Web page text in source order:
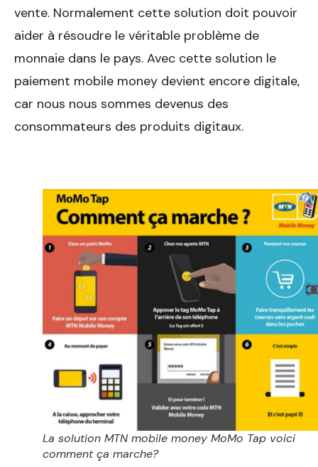
vente. Normalement cette solution doit pouvoir
aider à résoudre le véritable problème de
monnaie dans le pays. Avec cette solution le
paiement mobile money devient encore digitale,
car nous nous sommes devenus des
consommateurs des produits digitaux.
La solution MTN mobile money MoMo Tap voici
comment ça marche?